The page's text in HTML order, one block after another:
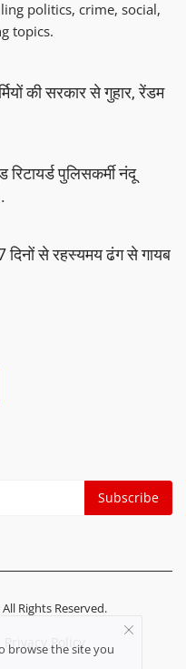
politics, crime, social,
topics.
की सरकार से गुहार, रेंडम
रिटायर्ड पुलिसकर्मी नंदू
दिनों से रहस्यमय ढंग से गायब
Subscribe
Rights Reserved.
Privacy Policy
browse the site you